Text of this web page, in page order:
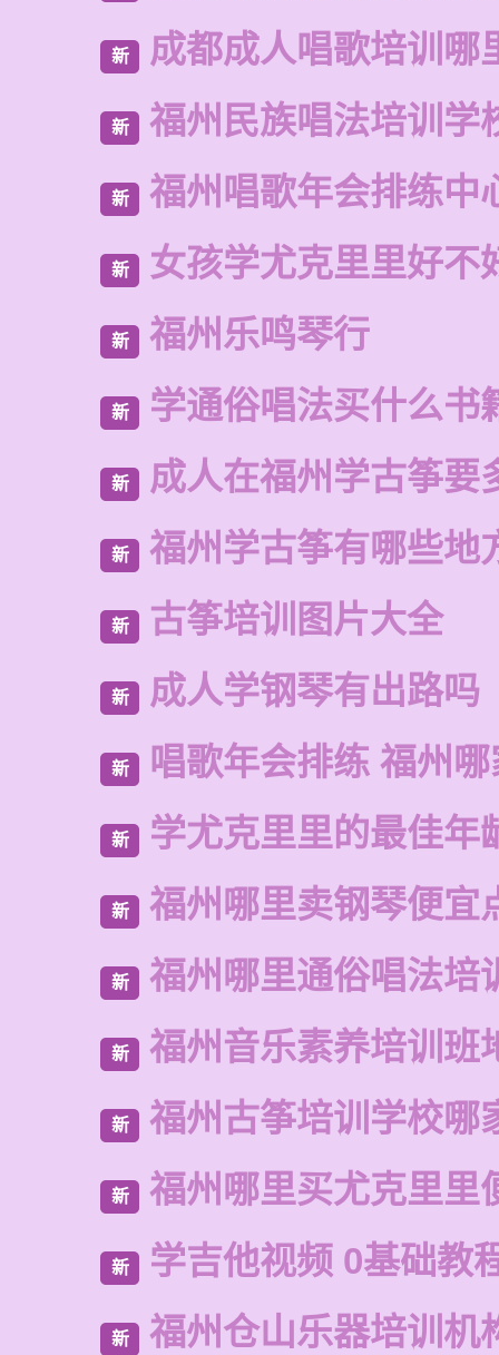
新 成都成人唱歌培训哪
新 福州民族唱法培训学
新 福州唱歌年会排练中
新 女孩学尤克里里好不
新 福州乐鸣琴行
新 学通俗唱法买什么书
新 成人在福州学古筝要
新 福州学古筝有哪些地
新 古筝培训图片大全
新 成人学钢琴有出路吗
新 唱歌年会排练 福州
新 学尤克里里的最佳年
新 福州哪里卖钢琴便宜
新 福州哪里通俗唱法培
新 福州音乐素养培训班
新 福州古筝培训学校哪
新 福州哪里买尤克里里
新 学吉他视频 0基础教
新 福州仓山乐器培训机